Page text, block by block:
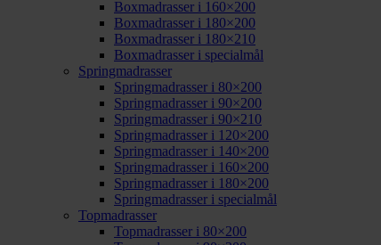
Boxmadrasser i 160×200
Boxmadrasser i 180×200
Boxmadrasser i 180×210
Boxmadrasser i specialmål
Springmadrasser
Springmadrasser i 80×200
Springmadrasser i 90×200
Springmadrasser i 90×210
Springmadrasser i 120×200
Springmadrasser i 140×200
Springmadrasser i 160×200
Springmadrasser i 180×200
Springmadrasser i specialmål
Topmadrasser
Topmadrasser i 80×200